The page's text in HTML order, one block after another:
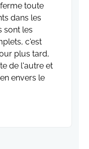
toute
dans les
sont les
c'est
plus tard,
de l'autre et
envers le